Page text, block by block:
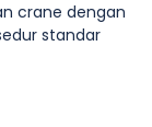
crane dengan
standar